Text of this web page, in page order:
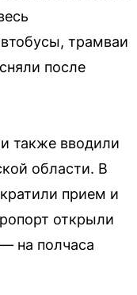
трамваи
после
также вводили
области. В
прием и
открыли
на полчаса